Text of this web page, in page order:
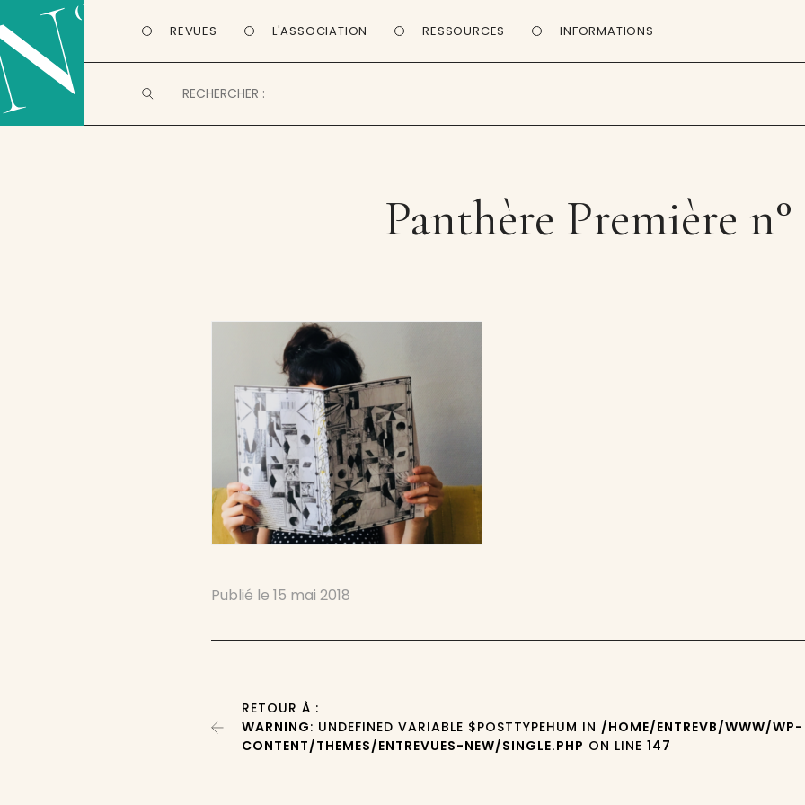
REVUES L'ASSOCIATION RESSOURCES INFORMATIONS
Panthère Première n°
Publié le15 mai 2018
RETOUR À :
WARNING: UNDEFINED VARIABLE $POSTTYPEHUM IN /HOME/ENTREVB/WWW/WP-
CONTENT/THEMES/ENTREVUES-NEW/SINGLE.PHP ON LINE147